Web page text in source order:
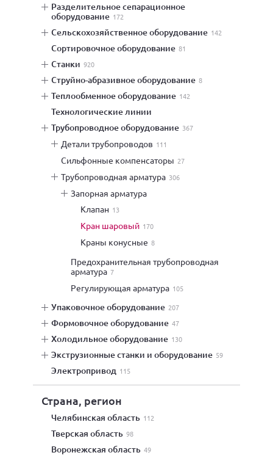
разделительное сепарационное
оборудование 172
сельскохозяйственное оборудование 142
сортировочное оборудование 81
станки 920
струйно-абразивное оборудование 8
теплообменное оборудование 142
технологические линии
трубопроводное оборудование 367
детали трубопроводов 111
сильфонные компенсаторы 27
трубопроводная арматура 306
запорная арматура
клапан 13
кран шаровый 170
краны конусные 8
предохранительная трубопроводная
арматура 7
регулирующая арматура 105
упаковочное оборудование 207
формовочное оборудование 47
холодильное оборудование 130
экструзионные станки и оборудование 59
электропривод 115
Страна, регион
Челябинская область 112
Тверская область 98
Воронежская область 49